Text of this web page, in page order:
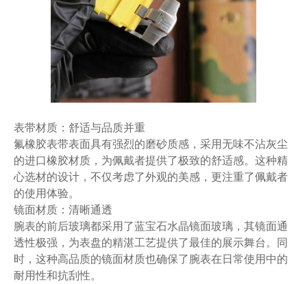
表带材质：舒适与品质并重
氟橡胶表带表面具有强烈的磨砂质感，采用无味不沾灰尘
的进口橡胶材质，为佩戴者提供了极致的舒适感。这种精
心选材的设计，不仅考虑了外观的美感，更注重了佩戴者
的使用体验。
镜面材质：清晰通透
腕表的前后玻璃都采用了蓝宝石水晶镜面玻璃，其镜面通
透性极强，为表盘的精湛工艺提供了最佳的展示舞台。同
时，这种高品质的镜面材质也确保了腕表在日常使用中的
耐用性和抗刮性。